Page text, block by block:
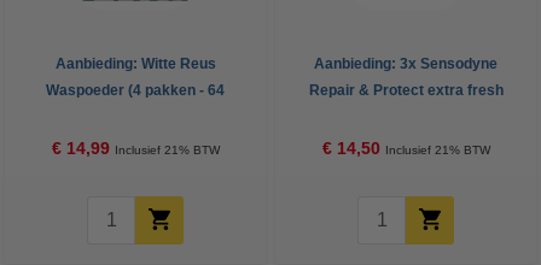
Aanbieding: Witte Reus
Waspoeder (4 pakken - 64
€ 14,99 Inclusief 21% BTW
Aanbieding: 3x Sensodyne
Repair & Protect extra fresh
€ 14,50 Inclusief 21% BTW